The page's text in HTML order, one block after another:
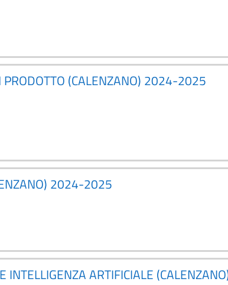
(CALENZANO) 2024-2025
2024-2025
ARTIFICIALE